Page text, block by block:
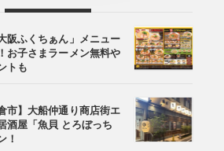
阪ふくちぁん」メニュー
お子さまラーメン無料や
トも
市】大船仲通り商店街エ
酒屋「魚貝 とろぼっち
！